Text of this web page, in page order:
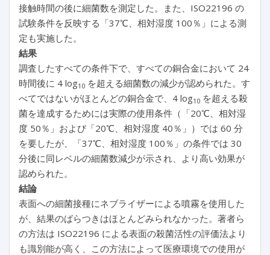
接触時間の後に細菌数を測定した。また、ISO22196 の
試験条件を反映する「37℃、相対湿度 100％」による測
定も実施した。
結果
調査したすべての条件下で、すべての銅合金において 24
時間後に 4 log10 を超える細菌数の減少が認められた。す
べてではないがほとんどの銅合金で、4 log10 を超える殺
菌を達成するためには実際の使用条件（「20℃、相対湿
度 50％」および「20℃、相対湿度 40％」）では 60 分
を要したが、「37℃、相対湿度 100％」の条件では 30
分後に同レベルの細菌数減少が示され、より高い効果が
認められた。
結論
表面への細菌接種にネブライザーによる噴霧を使用した
が、結果のばらつきはほとんどみられなかった。著者ら
の方法は ISO22196 による表面の殺菌活性の評価法より
も識別能が高く、この方法によって医療環境での使用が